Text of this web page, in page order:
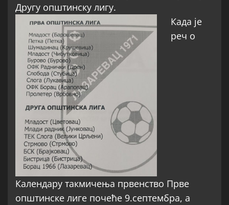
Другу општинску лигу.
Када је
реч о
Календару такмичења првенство Прве
општинске лиге почеће 9.септембра, а